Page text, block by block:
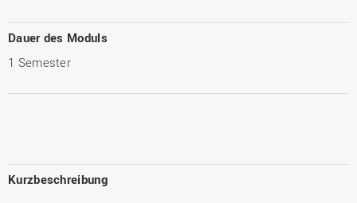
Dauer des Moduls
1 Semester
Kurzbeschreibung